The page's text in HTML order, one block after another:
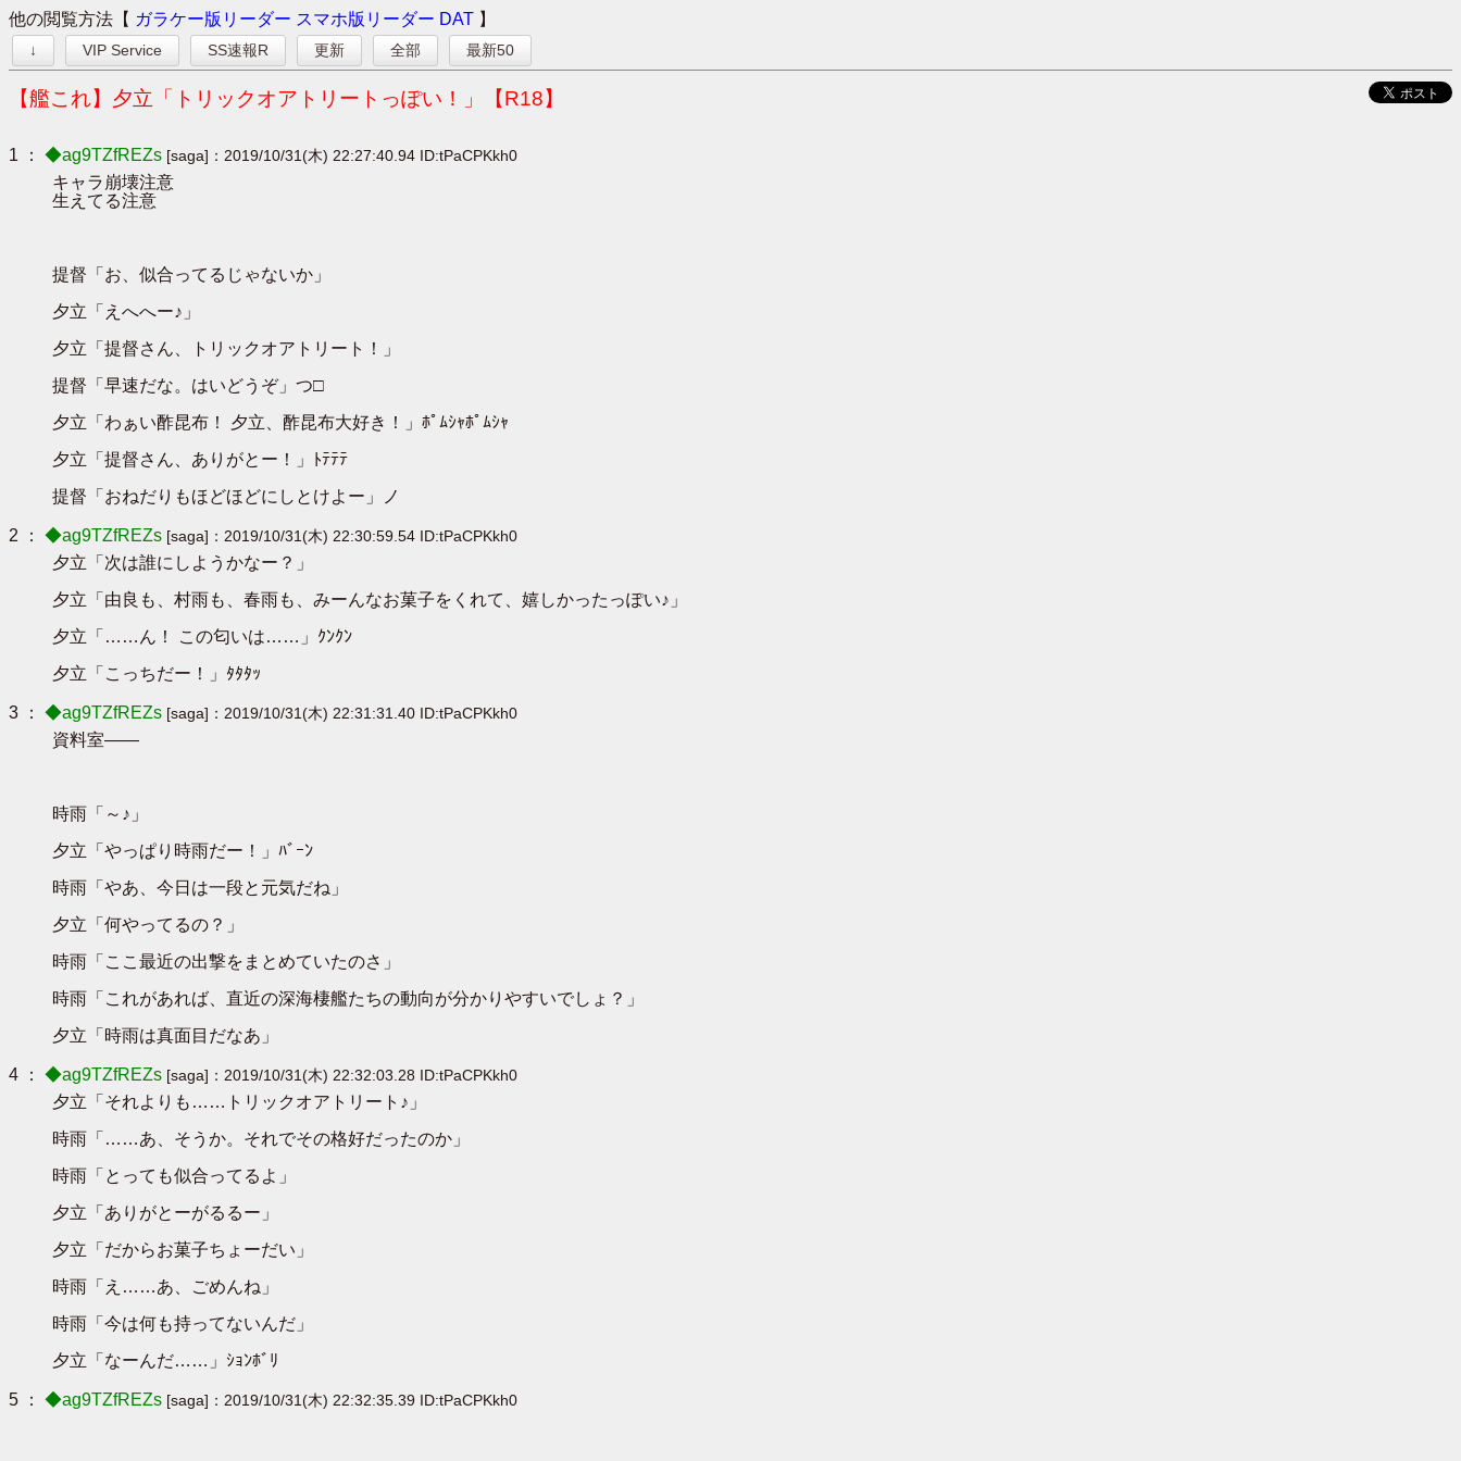
他の閲覧方法【 ガラケー版リーダー スマホ版リーダー DAT 】
↓ VIP Service SS速報R 更新 全部 最新50
【艦これ】夕立「トリックオアトリートっぽい！」【R18】
1 ： ◆ag9TZfREZs [saga]：2019/10/31(木) 22:27:40.94 ID:tPaCPKkh0
キャラ崩壊注意
生えてる注意
提督「お、似合ってるじゃないか」
夕立「えへへー♪」
夕立「提督さん、トリックオアトリート！」
提督「早速だな。はいどうぞ」つ□
夕立「わぁい酢昆布！ 夕立、酢昆布大好き！」ﾎﾟﾑｼｬﾎﾟﾑｼｬ
夕立「提督さん、ありがとー！」ﾄﾃﾃﾃ
提督「おねだりもほどほどにしとけよー」ノ
2 ： ◆ag9TZfREZs [saga]：2019/10/31(木) 22:30:59.54 ID:tPaCPKkh0
夕立「次は誰にしようかなー？」
夕立「由良も、村雨も、春雨も、みーんなお菓子をくれて、嬉しかったっぽい♪」
夕立「……ん！ この匂いは……」ｸﾝｸﾝ
夕立「こっちだー！」ﾀﾀﾀｯ
3 ： ◆ag9TZfREZs [saga]：2019/10/31(木) 22:31:31.40 ID:tPaCPKkh0
資料室――
時雨「～♪」
夕立「やっぱり時雨だー！」ﾊﾞｰﾝ
時雨「やあ、今日は一段と元気だね」
夕立「何やってるの？」
時雨「ここ最近の出撃をまとめていたのさ」
時雨「これがあれば、直近の深海棲艦たちの動向が分かりやすいでしょ？」
夕立「時雨は真面目だなあ」
4 ： ◆ag9TZfREZs [saga]：2019/10/31(木) 22:32:03.28 ID:tPaCPKkh0
夕立「それよりも……トリックオアトリート♪」
時雨「……あ、そうか。それでその格好だったのか」
時雨「とっても似合ってるよ」
夕立「ありがとーがるるー」
夕立「だからお菓子ちょーだい」
時雨「え……あ、ごめんね」
時雨「今は何も持ってないんだ」
夕立「なーんだ……」ｼｮﾝﾎﾞﾘ
5 ： ◆ag9TZfREZs [saga]：2019/10/31(木) 22:32:35.39 ID:tPaCPKkh0